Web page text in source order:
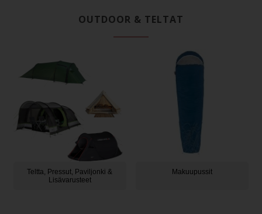
OUTDOOR & TELTAT
Teltta, Pressut, Paviljonki &
Lisävarusteet
Makuupussit